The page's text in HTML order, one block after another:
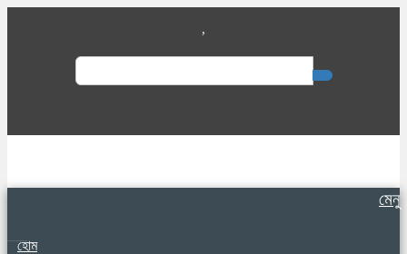
,
Search
for:
মেনু
হোম